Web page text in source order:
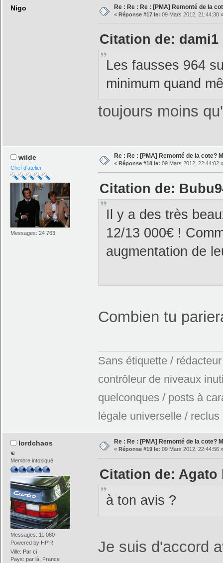
Nigo Re : Re : Re : [PMA] Remonté de la
« Réponse #17 le: 09 Mars 2012, 21:44:30 »
Citation de: dami1
Les fausses 964
minimum quand
toujours moins
wilde
Chef d'atelier
Messages: 24 763
Re : Re : [PMA] Remonté de la cote?
« Réponse #18 le: 09 Mars 2012, 22:44:02 »
Citation de:
Il y a des très
12/13 000€ !
augmentation de
Combien tu
Sans étiquette /
contrôleur de niveaux
quelconques / posts à
légale universelle / reclus
lordchaos
☯
Membre intoxiqué
Messages: 11 080
Powered by HP'R
Ville: Par ci
Pays: par là, France
Re : Re : [PMA] Remonté de la cote?
« Réponse #19 le: 09 Mars 2012, 22:44:56 »
Citation de: Agato
à ton avis ?
Je suis d'accord